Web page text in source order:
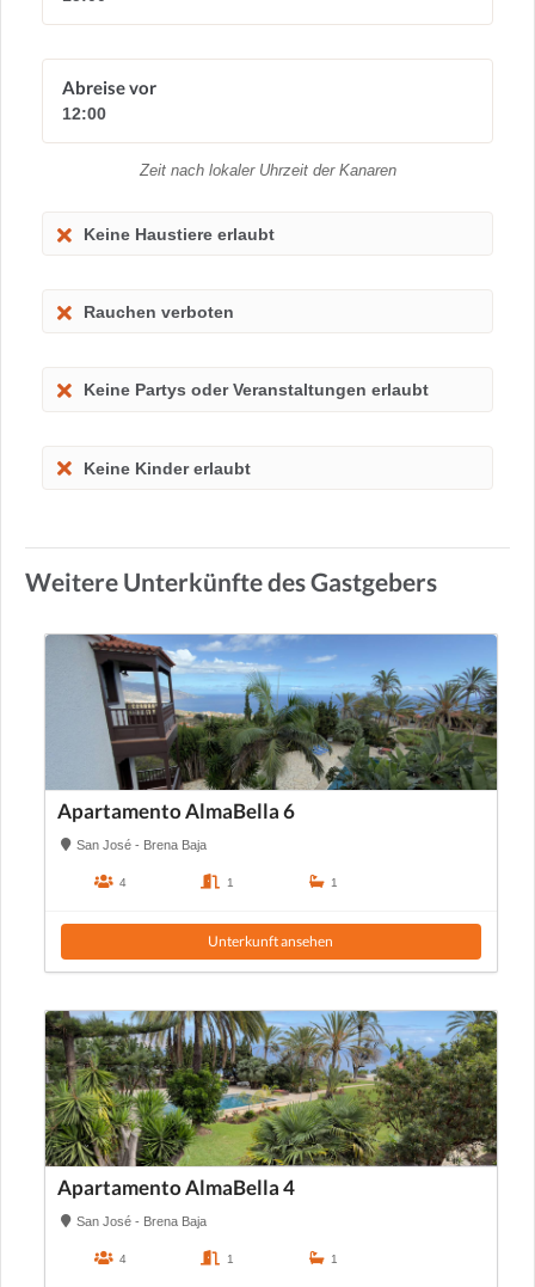
Abreise vor
12:00
Zeit nach lokaler Uhrzeit der Kanaren
Keine Haustiere erlaubt
Rauchen verboten
Keine Partys oder Veranstaltungen erlaubt
Keine Kinder erlaubt
Weitere Unterkünfte des Gastgebers
Apartamento AlmaBella 6
San José - Brena Baja
4 1 1
Unterkunft ansehen
Apartamento AlmaBella 4
San José - Brena Baja
4 1 1